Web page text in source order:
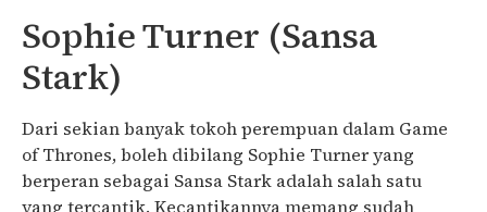
Sophie Turner (Sansa
Stark)
Dari sekian banyak tokoh perempuan dalam Game
of Thrones, boleh dibilang Sophie Turner yang
berperan sebagai Sansa Stark adalah salah satu
yang tercantik. Kecantikannya memang sudah